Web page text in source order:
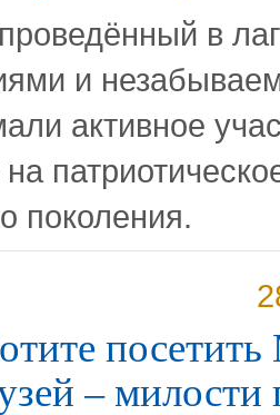
в
и
активное
поколения.
–